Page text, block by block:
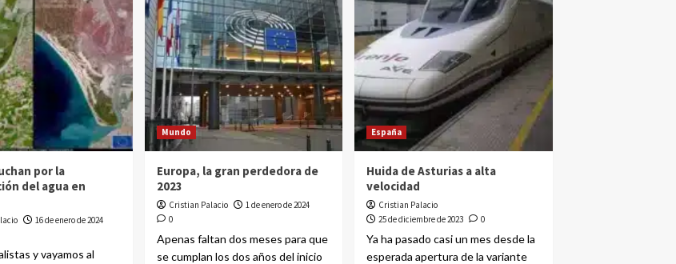
por la
del agua en
16 de enero de 2024
y vayamos al
Mundo
Europa, la gran perdedora de
2023
Cristian Palacio
1 de enero de 2024
0
Apenas faltan dos meses para que
se cumplan los dos años del inicio
España
Huida de Asturias a alta
velocidad
Cristian Palacio
25 de diciembre de 2023
0
Ya ha pasado casi un mes desde la
esperada apertura de la variante